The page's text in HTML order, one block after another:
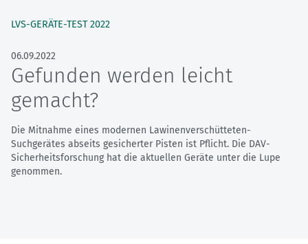
LVS-GERÄTE-TEST 2022
06.09.2022
Gefunden werden leicht
gemacht?
Die Mitnahme eines modernen Lawinenverschütteten-
Suchgerätes abseits gesicherter Pisten ist Pflicht. Die DAV-
Sicherheitsforschung hat die aktuellen Geräte unter die Lupe
genommen.